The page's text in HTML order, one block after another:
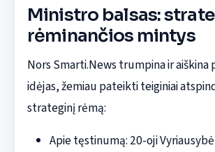
Ministro balsas:
rėminančios mintys
Nors Smarti.News trumpina ir aiškina
idėjas, žemiau pateikti teiginiai
strateginį rėmą:
Apie tęstinumą: 20-oji